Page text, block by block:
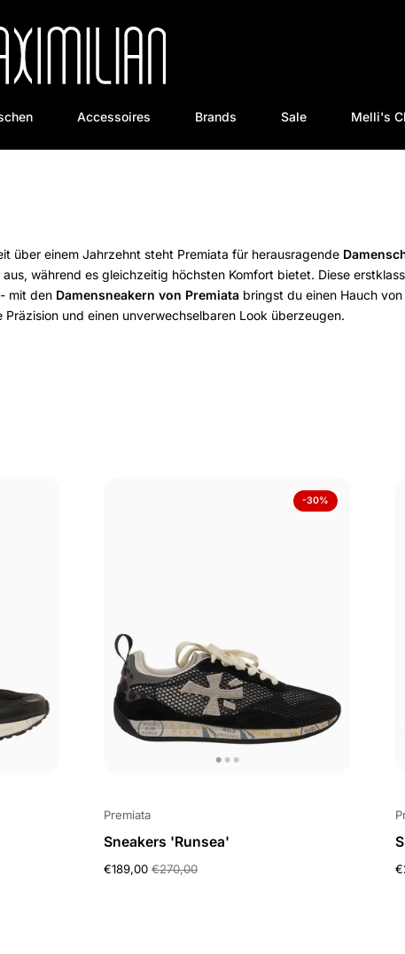
Accessoires Brands Sale Melli's
über einem Jahrzehnt steht Premiata für herausragende
während es gleichzeitig höchsten Komfort bietet. Diese
mit den Damensneakern von Premiata bringst du einen Hauch
und einen unverwechselbaren Look überzeugen.
Premiata
Sneakers 'Runsea'
€189,00 €270,00
-30%